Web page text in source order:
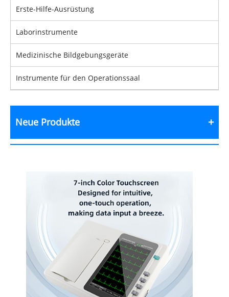
Erste-Hilfe-Ausrüstung
Laborinstrumente
Medizinische Bildgebungsgeräte
Instrumente für den Operationssaal
Neue Produkte